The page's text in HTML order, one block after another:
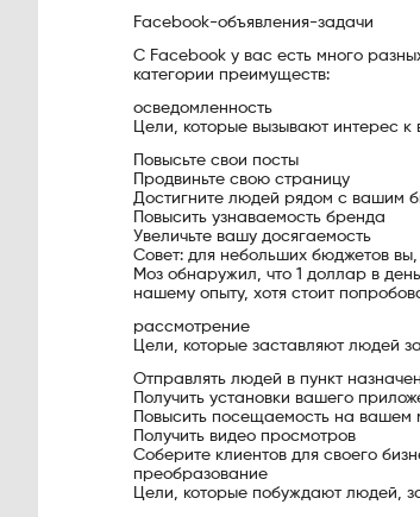
Facebook-объявления-задачи
С Facebook у вас есть много
категории преимуществ:
осведомленность
Цели, которые вызывают интерес к
Повысьте свои посты
Продвиньте свою страницу
Достигните людей рядом с вашим
Повысить узнаваемость бренда
Увеличьте вашу досягаемость
Совет: для небольших бюджетов
Моз обнаружил, что 1 доллар в
нашему опыту, хотя стоит
рассмотрение
Цели, которые заставляют людей
Отправлять людей в пункт
Получить установки вашего
Повысить посещаемость на вашем
Получить видео просмотров
Соберите клиентов для своего
преобразование
Цели, которые побуждают людей,